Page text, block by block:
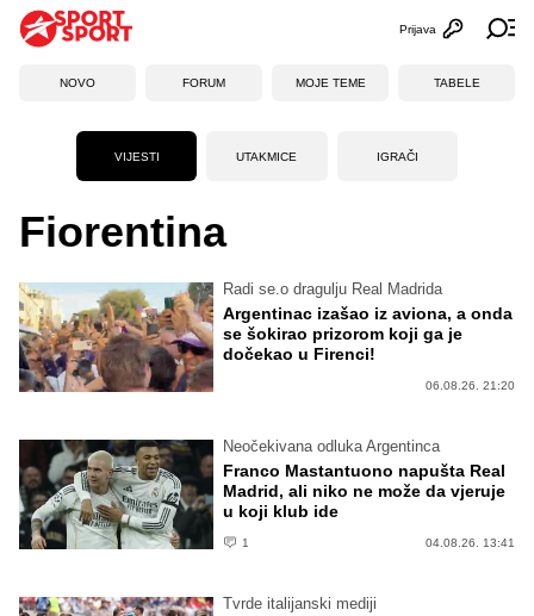
Otvori
Prijava
NOVO FORUM MOJE TEME TABELE
VIJESTI UTAKMICE IGRAČI
Fiorentina
Radi se.o dragulju Real Madrida
Argentinac izašao iz aviona, a onda
se šokirao prizorom koji ga je
dočekao u Firenci!
06.08.26. 21:20
Neočekivana odluka Argentinca
Franco Mastantuono napušta Real
Madrid, ali niko ne može da vjeruje
u koji klub ide
1 04.08.26. 13:41
Tvrde italijanski mediji